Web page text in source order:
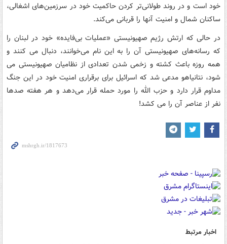
خود است و در روند طولانی‌تر کردن حاکمیت خود در سرزمین‌های اشغالی،
ساکنان شمال و امنیت آنها را قربانی می‌کند.
در حالی که ارتش رژیم صهیونیستی «عملیات بی‌فایده» خود در لبنان را
که رسانه‌های صهیونیستی آن را به این نام می‌خوانند، دنبال می کنند و
همه روزه باعث کشته و زخمی شدن تعدادی از نظامیان صهیونیستی می
شود، نتانیاهو مدعی شد که اسرائیل برای برقراری امنیت خود در این جنگ
مداوم قرار دارد و حزب الله را مورد حمله قرار می‌دهد و هر هفته صدها
نفر از عناصر آن را می کشد!
اخبار مرتبط